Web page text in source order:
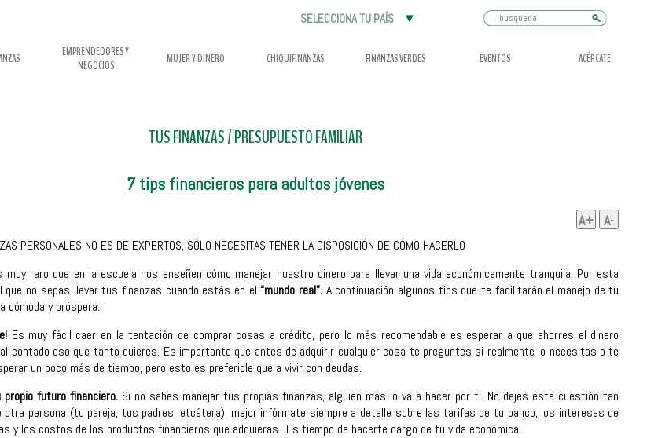
Busqueda
SELECCIONA TU PAÍS
EMPRENDEDORES Y
NEGOCIOS
MUJER Y DINERO CHIQUIFINANZAS FINANZAS VERDES EVENTOS ACÉRCATE
TUS FINANZAS/PRESUPUESTO FAMILIAR
7 tips financieros para adultos jóvenes
A+ A-
PERSONALES NO ES DE EXPERTOS, SÓLO NECESITAS TENER LA DISPOSICIÓN DE CÓMO HACERLO
muy raro que en la escuela nos enseñen cómo manejar nuestro dinero para llevar una vida económicamente tranquila. Por esta
que no sepas llevar tus finanzas cuando estás en el“mundo real”.A continuación algunos tips que te facilitarán el manejo de tu
cómoda y próspera:
Es muy fácil caer en la tentación de comprar cosas a crédito, pero lo más recomendable es esperar a que ahorres el dinero
contado eso que tanto quieres. Es importante que antes de adquirir cualquier cosa te preguntes si realmente lo necesitas o te
un poco más de tiempo, pero esto es preferible que a vivir con deudas.
futuro financiero. Si no sabes manejar tus propias finanzas, alguien más lo va a hacer por ti. No dejes esta cuestión tan
otra persona (tu pareja, tus padres, etcétera), mejor infórmate siempre a detalle sobre las tarifas de tu banco, los intereses de
y los costos de los productos financieros que adquieras. ¡Es tiempo de hacerte cargo de tu vida económica!